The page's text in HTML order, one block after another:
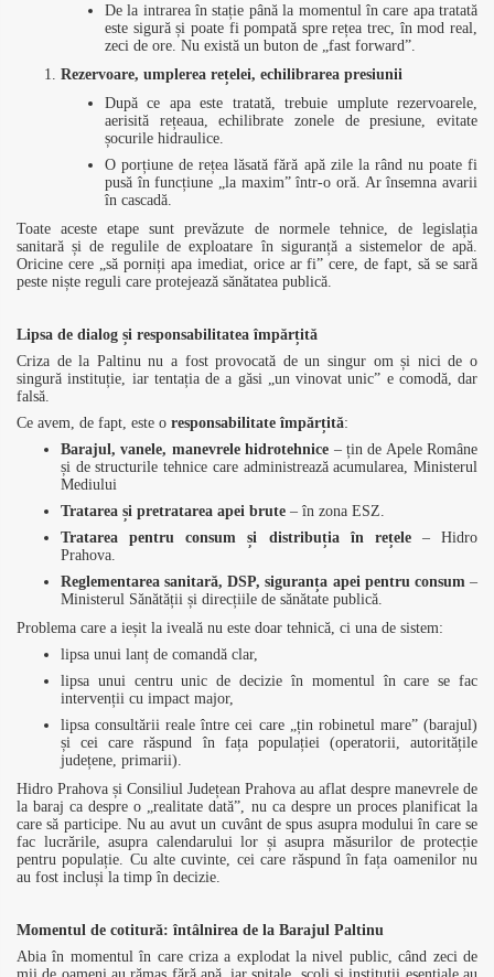
De la intrarea în stație până la momentul în care apa tratată
este sigură și poate fi pompată spre rețea trec, în mod real,
zeci de ore. Nu există un buton de „fast forward”.
Rezervoare, umplerea rețelei, echilibrarea presiunii
După ce apa este tratată, trebuie umplute rezervoarele,
aerisită rețeaua, echilibrate zonele de presiune, evitate
șocurile hidraulice.
O porțiune de rețea lăsată fără apă zile la rând nu poate fi
pusă în funcțiune „la maxim” într-o oră. Ar însemna avarii
în cascadă.
Toate aceste etape sunt prevăzute de normele tehnice, de legislația
sanitară și de regulile de exploatare în siguranță a sistemelor de apă.
Oricine cere „să porniți apa imediat, orice ar fi” cere, de fapt, să se sară
peste niște reguli care protejează sănătatea publică.
Lipsa de dialog și responsabilitatea împărțită
Criza de la Paltinu nu a fost provocată de un singur om și nici de o
singură instituție, iar tentația de a găsi „un vinovat unic” e comodă, dar
falsă.
Ce avem, de fapt, este o responsabilitate împărțită:
Barajul, vanele, manevrele hidrotehnice – țin de Apele Române
și de structurile tehnice care administrează acumularea, Ministerul
Mediului
Tratarea și pretratarea apei brute – în zona ESZ.
Tratarea pentru consum și distribuția în rețele– Hidro
Prahova.
Reglementarea sanitară, DSP, siguranța apei pentru consum –
Ministerul Sănătății și direcțiile de sănătate publică.
Problema care a ieșit la iveală nu este doar tehnică, ci una de sistem:
lipsa unui lanț de comandă clar,
lipsa unui centru unic de decizie în momentul în care se fac
intervenții cu impact major,
lipsa consultării reale între cei care „țin robinetul mare” (barajul)
și cei care răspund în fața populației (operatorii, autoritățile
județene, primarii).
Hidro Prahova și Consiliul Județean Prahova au aflat despre manevrele de
la baraj ca despre o „realitate dată”, nu ca despre un proces planificat la
care să participe. Nu au avut un cuvânt de spus asupra modului în care se
fac lucrările, asupra calendarului lor și asupra măsurilor de protecție
pentru populație. Cu alte cuvinte, cei care răspund în fața oamenilor nu
au fost incluși la timp în decizie.
Momentul de cotitură: întâlnirea de la Barajul Paltinu
Abia în momentul în care criza a explodat la nivel public, când zeci de